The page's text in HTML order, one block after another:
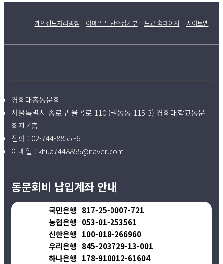
개인정보처리방침 이메일 무단수집거부 모교 홈페이지 사이트맵
경희대총동문회
서울특별시 종로구 율곡로 110 (권농동 115-3) 경희대학교동문
회관 4층
전화 : 02-744-8855~6
이메일 : khua7448855@naver.com
동문회비 납입계좌 안내
국민은행 817-25-0007-721
농협은행 053-01-253561
신한은행 100-018-266960
우리은행 845-203729-13-001
하나은행 178-910012-61604